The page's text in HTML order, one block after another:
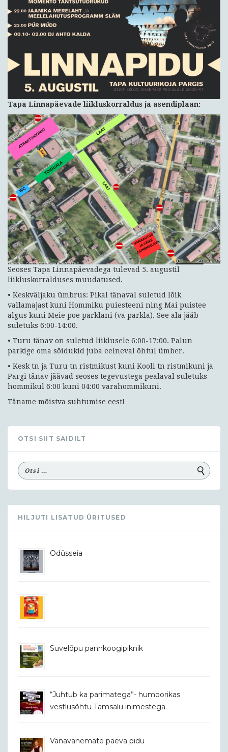
Tapa Linnapäevade liikluskorraldus ja asendiplaan:
Seoses Tapa Linnapäevadega tulevad 5. augustil
liikluskorralduses muudatused.
• Keskväljaku ümbrus: Pikal tänaval suletud lõik
vallamajast kuni Hommiku puiesteeni ning Mai puistee
algus kuni Meie poe parklani (va parkla). See ala jääb
suletuks 6:00-14:00.
• Turu tänav on suletud liiklusele 6:00-17:00. Palun
parkige oma sõidukid juba eelneval õhtul ümber.
• Kesk tn ja Turu tn ristmikust kuni Kooli tn ristmikuni ja
Pargi tänav jäävad seoses tegevustega pealaval suletuks
hommikul 6:00 kuni 04:00 varahommikuni.
Täname mõistva suhtumise eest!
OTSI SIIT SAIDILT
HILJUTI LISATUD ÜRITUSED
Odüsseia
Suvelõpu pannkoogipiknik
“Juhtub ka parimatega”- humoorikas
vestlusõhtu Tamsalu inimestega
Vanavanemate päeva pidu